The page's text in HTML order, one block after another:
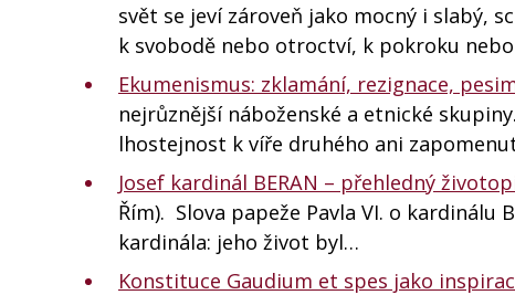
svět se jeví zároveň jako mocný i slabý,
k svobodě nebo otroctví, k pokroku
Ekumenismus: zklamání, rezignace,
nejrůznější náboženské a etnické
lhostejnost k víře druhého ani
Josef kardinál BERAN – přehledný
Řím). Slova papeže Pavla VI. o kardinálu
kardinála: jeho život byl…
Konstituce Gaudium et spes jako